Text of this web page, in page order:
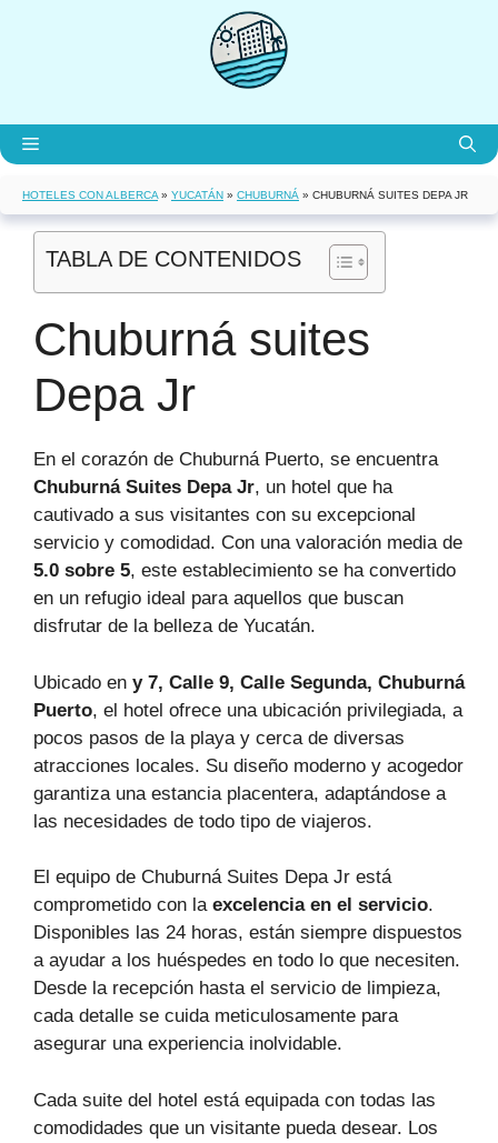
Menú
HOTELES CON ALBERCA » YUCATÁN » CHUBURNÁ » CHUBURNÁ SUITES DEPA JR
TABLA DE CONTENIDOS
Chuburná suites
Depa Jr
En el corazón de Chuburná Puerto, se encuentra
Chuburná Suites Depa Jr, un hotel que ha
cautivado a sus visitantes con su excepcional
servicio y comodidad. Con una valoración media de
5.0 sobre 5, este establecimiento se ha convertido
en un refugio ideal para aquellos que buscan
disfrutar de la belleza de Yucatán.
Ubicado en y 7, Calle 9, Calle Segunda, Chuburná
Puerto, el hotel ofrece una ubicación privilegiada, a
pocos pasos de la playa y cerca de diversas
atracciones locales. Su diseño moderno y acogedor
garantiza una estancia placentera, adaptándose a
las necesidades de todo tipo de viajeros.
El equipo de Chuburná Suites Depa Jr está
comprometido con la excelencia en el servicio.
Disponibles las 24 horas, están siempre dispuestos
a ayudar a los huéspedes en todo lo que necesiten.
Desde la recepción hasta el servicio de limpieza,
cada detalle se cuida meticulosamente para
asegurar una experiencia inolvidable.
Cada suite del hotel está equipada con todas las
comodidades que un visitante pueda desear. Los